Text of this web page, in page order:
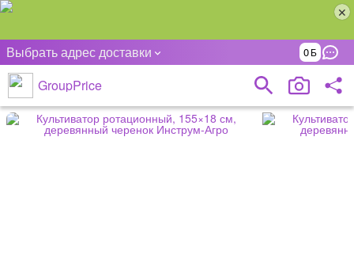
Выбрать адрес доставки 0
GroupPrice